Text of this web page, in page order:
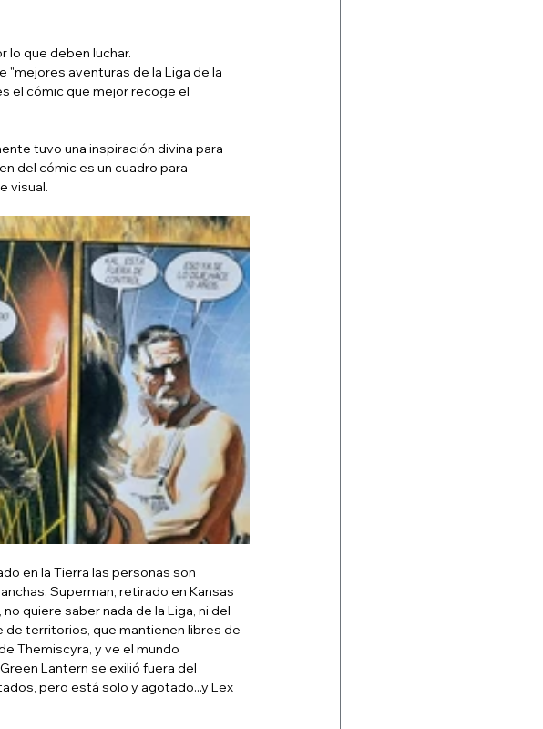
lo que deben luchar.
"mejores aventuras de la Liga de la
el cómic que mejor recoge el
tuvo una inspiración divina para
del cómic es un cuadro para
visual.
en la Tierra las personas son
Superman, retirado en Kansas
quiere saber nada de la Liga, ni del
de territorios, que mantienen libres de
Themiscyra, y ve el mundo
Lantern se exilió fuera del
pero está solo y agotado...y Lex